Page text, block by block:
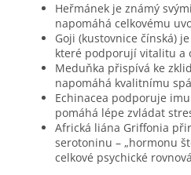
Heřmánek je známý
napomáhá celkovému
Goji (kustovnice čínská)
které podporují vitalitu a
Meduňka přispívá ke
napomáhá kvalitnímu
Echinacea podporuje
pomáhá lépe zvládat
Africká liána Griffonia
serotoninu – „hormonu
celkové psychické